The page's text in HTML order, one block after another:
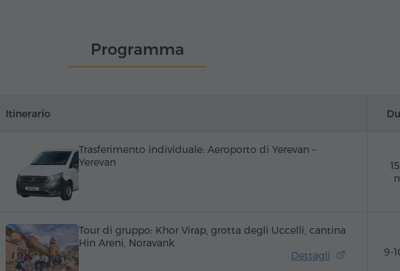
Programma
Itinerario
Trasferimento individuale: Aeroporto di Yerevan –
Yerevan
Tour di gruppo: Khor Virap, grotta degli Uccelli, cantina
Hin Areni, Noravank
Dettagli
9-